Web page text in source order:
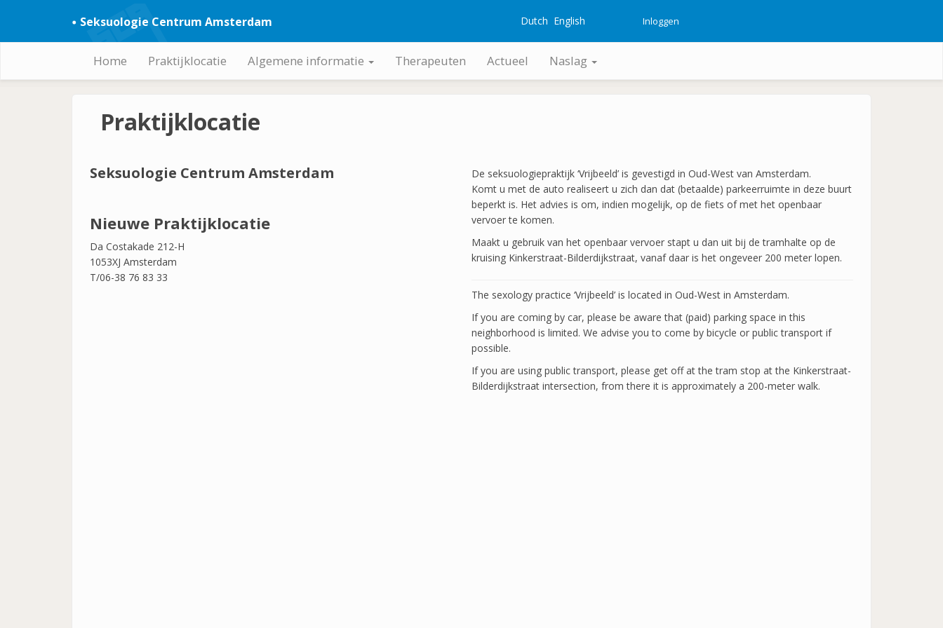
Seksuologie Centrum Amsterdam Dutch English Gebruikersmenu
Inloggen
Hoofdnavigatie
Home Praktijklocatie Algemene informatie Therapeuten Actueel Naslag
Praktijklocatie
Seksuologie Centrum Amsterdam
Nieuwe Praktijklocatie
Da Costakade 212-H
1053XJ Amsterdam
T/06-38 76 83 33
De seksuologiepraktijk ‘Vrijbeeld’ is gevestigd in Oud-West van Amsterdam.
Komt u met de auto realiseert u zich dan dat (betaalde) parkeerruimte in deze buurt
beperkt is. Het advies is om, indien mogelijk, op de fiets of met het openbaar
vervoer te komen.
Maakt u gebruik van het openbaar vervoer stapt u dan uit bij de tramhalte op de
kruising Kinkerstraat-Bilderdijkstraat, vanaf daar is het ongeveer 200 meter lopen.
The sexology practice ‘Vrijbeeld’ is located in Oud-West in Amsterdam.
If you are coming by car, please be aware that (paid) parking space in this
neighborhood is limited. We advise you to come by bicycle or public transport if
possible.
If you are using public transport, please get off at the tram stop at the Kinkerstraat-
Bilderdijkstraat intersection, from there it is approximately a 200-meter walk.